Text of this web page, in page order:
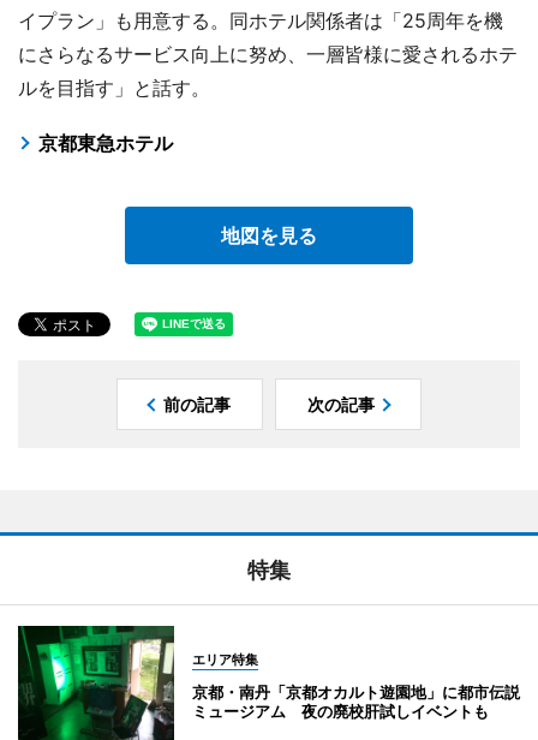
イプラン」も用意する。同ホテル関係者は「25周年を機
にさらなるサービス向上に努め、一層皆様に愛されるホテ
ルを目指す」と話す。
京都東急ホテル
地図を見る
前の記事 次の記事
特集
エリア特集
京都・南丹「京都オカルト遊園地」に都市伝説
ミュージアム 夜の廃校肝試しイベントも